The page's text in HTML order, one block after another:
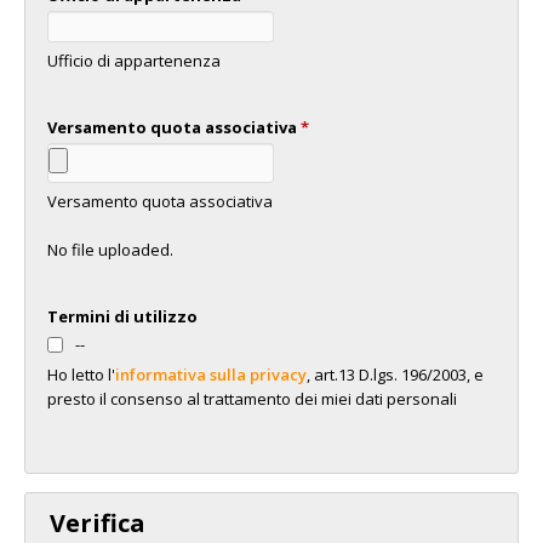
Ufficio di appartenenza
Versamento quota associativa *
Versamento quota associativa
No file uploaded.
Termini di utilizzo
--
Ho letto l'informativa sulla privacy, art.13 D.lgs. 196/2003, e
presto il consenso al trattamento dei miei dati personali
Verifica